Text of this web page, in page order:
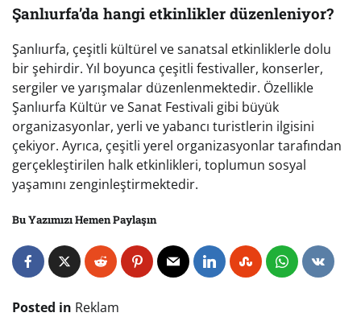
Şanlıurfa’da hangi etkinlikler düzenleniyor?
Şanlıurfa, çeşitli kültürel ve sanatsal etkinliklerle dolu
bir şehirdir. Yıl boyunca çeşitli festivaller, konserler,
sergiler ve yarışmalar düzenlenmektedir. Özellikle
Şanlıurfa Kültür ve Sanat Festivali gibi büyük
organizasyonlar, yerli ve yabancı turistlerin ilgisini
çekiyor. Ayrıca, çeşitli yerel organizasyonlar tarafından
gerçekleştirilen halk etkinlikleri, toplumun sosyal
yaşamını zenginleştirmektedir.
Bu Yazımızı Hemen Paylaşın
Posted in Reklam